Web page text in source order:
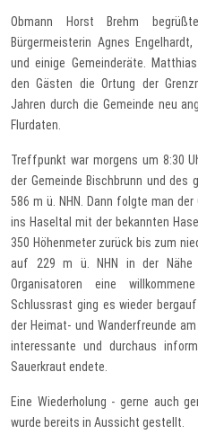
Obmann Horst Brehm
Bürgermeisterin Agnes
und einige Gemeinderäte.
den Gästen die Ortung der
Jahren durch die Gemeinde neu
Flurdaten.
Treffpunkt war morgens um 8:30
der Gemeinde Bischbrunn und
586 m ü. NHN. Dann folgte man
ins Haseltal mit der bekannten
350 Höhenmeter zurück bis zum
auf 229 m ü. NHN in der Nähe
Organisatoren eine
Schlussrast ging es wieder
der Heimat- und Wanderfreunde
interessante und durchaus
Sauerkraut endete.
Eine Wiederholung - gerne auch
wurde bereits in Aussicht gestellt.